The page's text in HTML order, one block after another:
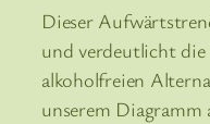
Dieser
und verdeutlicht die
alkoholfreien
unserem Diagramm